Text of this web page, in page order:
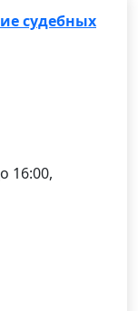
судебных
16:00,